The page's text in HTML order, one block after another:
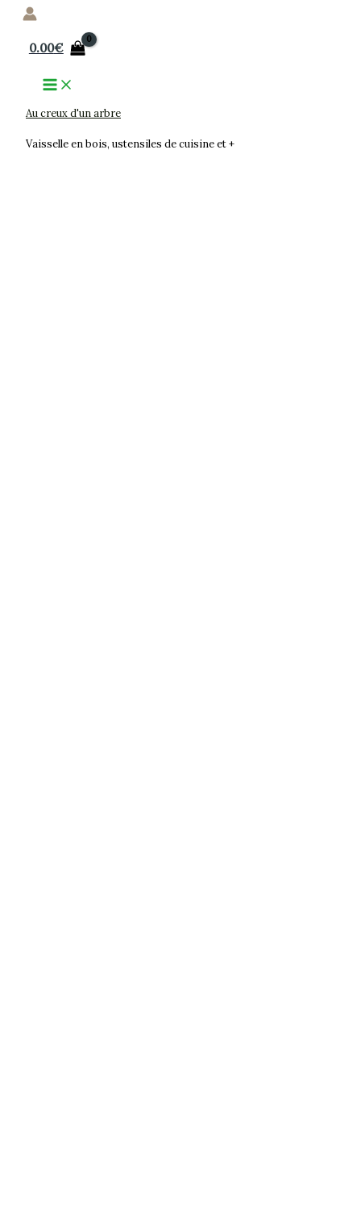
Aller
contenu
0.00€
Au creux d'un arbre
Vaisselle en bois, ustensiles de cuisine et +